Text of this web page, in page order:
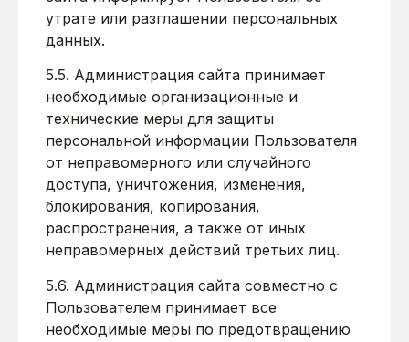
утрате или разглашении персональных
данных.
5.5. Администрация сайта принимает
необходимые организационные и
технические меры для защиты
персональной информации Пользователя
от неправомерного или случайного
доступа, уничтожения, изменения,
блокирования, копирования,
распространения, а также от иных
неправомерных действий третьих лиц.
5.6. Администрация сайта совместно с
Пользователем принимает все
необходимые меры по предотвращению